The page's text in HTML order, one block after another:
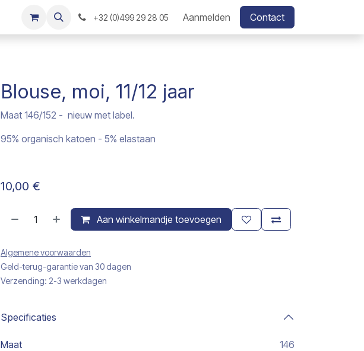
+32 (0)499 29 28 05 Aanmelden Contact
Blouse, moi, 11/12 jaar
Maat 146/152 - nieuw met label.
95% organisch katoen - 5% elastaan
10,00 €
Aan winkelmandje toevoegen
Algemene voorwaarden
Geld-terug-garantie van 30 dagen
Verzending: 2-3 werkdagen
Specificaties
Maat 146